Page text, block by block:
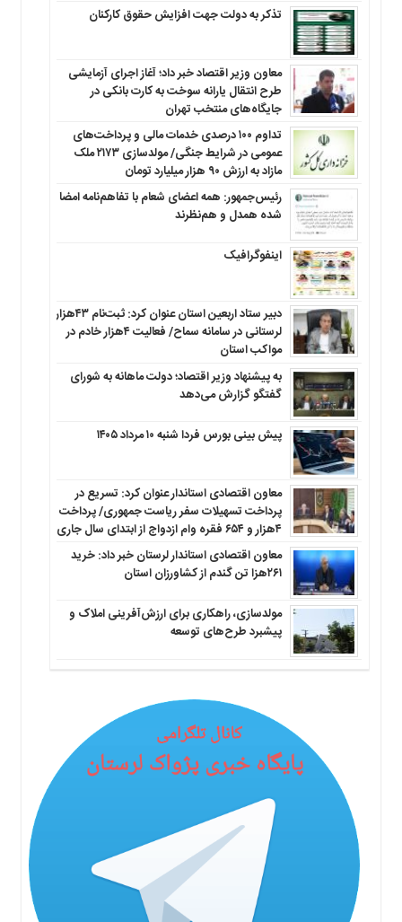
تذکر به دولت جهت افزایش حقوق کارکنان ‌
معاون وزیر اقتصاد خبر داد؛ آغاز اجرای آزمایشی
طرح انتقال یارانه سوخت به کارت بانکی در
جایگاه‌های منتخب تهران
تداوم ۱۰۰ درصدی خدمات مالی و پرداخت‌های
عمومی در شرایط جنگی/ مولدسازی ۲۱۷۳ ملک
مازاد به ارزش ۹۰ هزار میلیارد تومان
رئیس‌جمهور: همه اعضای شعام با تفاهم‌نامه امضا
شده همدل و هم‌نظرند
اینفوگرافیک
دبیر ستاد اربعین استان عنوان کرد: ثبت‌نام ۴۳هزار
لرستانی در سامانه سماح/ فعالیت ۴هزار خادم در
مواکب استان
به پیشنهاد وزیر اقتصاد؛ دولت ماهانه به شورای
گفتگو گزارش می‌دهد
پیش بینی بورس فردا شنبه ۱۰ مرداد ۱۴۰۵
معاون اقتصادی استاندار عنوان کرد: تسریع در
پرداخت تسهیلات سفر ریاست جمهوری/ پرداخت
۴هزار و ۶۵۴ فقره وام ازدواج از ابتدای سال جاری
معاون اقتصادی استاندار لرستان خبر داد: خرید
۲۶۱هزا تن گندم از کشاورزان استان
مولدسازی، راهکاری برای ارزش‌آفرینی املاک و
پیشبرد طرح‌های توسعه